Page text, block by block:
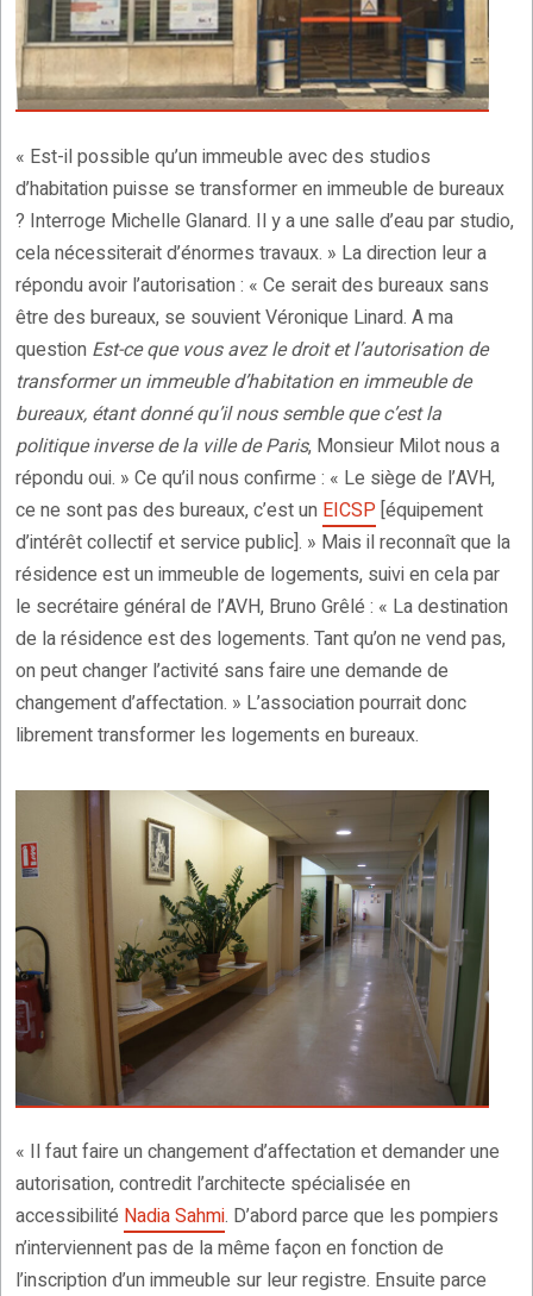
« Est-il possible qu’un immeuble avec des studios
d’habitation puisse se transformer en immeuble de bureaux
? Interroge Michelle Glanard. Il y a une salle d’eau par studio,
cela nécessiterait d’énormes travaux. » La direction leur a
répondu avoir l’autorisation : « Ce serait des bureaux sans
être des bureaux, se souvient Véronique Linard. A ma
question Est-ce que vous avez le droit et l’autorisation de
transformer un immeuble d’habitation en immeuble de
bureaux, étant donné qu’il nous semble que c’est la
politique inverse de la ville de Paris, Monsieur Milot nous a
répondu oui. » Ce qu’il nous confirme : « Le siège de l’AVH,
ce ne sont pas des bureaux, c’est un EICSP [équipement
d’intérêt collectif et service public]. » Mais il reconnaît que la
résidence est un immeuble de logements, suivi en cela par
le secrétaire général de l’AVH, Bruno Grêlé : « La destination
de la résidence est des logements. Tant qu’on ne vend pas,
on peut changer l’activité sans faire une demande de
changement d’affectation. » L’association pourrait donc
librement transformer les logements en bureaux.
« Il faut faire un changement d’affectation et demander une
autorisation, contredit l’architecte spécialisée en
accessibilité Nadia Sahmi. D’abord parce que les pompiers
n’interviennent pas de la même façon en fonction de
l’inscription d’un immeuble sur leur registre. Ensuite parce